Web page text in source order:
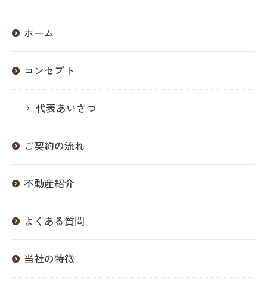
ホーム
コンセプト
代表あいさつ
ご契約の流れ
不動産紹介
よくある質問
当社の特徴